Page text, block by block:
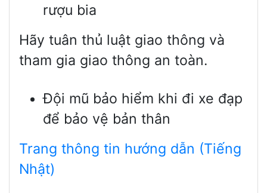
rượu bia
Hãy tuân thủ luật giao thông và
tham gia giao thông an toàn.
Đội mũ bảo hiểm khi đi xe đạp
để bảo vệ bản thân
Trang thông tin hướng dẫn (Tiếng
Nhật)